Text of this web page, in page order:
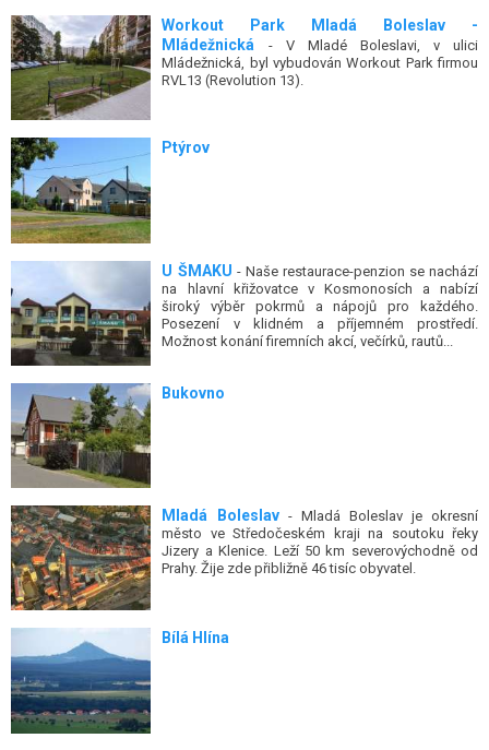
Workout Park Mladá Boleslav -
Mládežnická - V Mladé Boleslavi, v ulici
Mládežnická, byl vybudován Workout Park firmou
RVL13 (Revolution 13).
Ptýrov
U ŠMAKU - Naše restaurace-penzion se nachází
na hlavní křižovatce v Kosmonosích a nabízí
široký výběr pokrmů a nápojů pro každého.
Posezení v klidném a příjemném prostředí.
Možnost konání firemních akcí, večírků, rautů...
Bukovno
Mladá Boleslav- Mladá Boleslav je okresní
město ve Středočeském kraji na soutoku řeky
Jizery a Klenice. Leží 50 km severovýchodně od
Prahy. Žije zde přibližně 46 tisíc obyvatel.
Bílá Hlína